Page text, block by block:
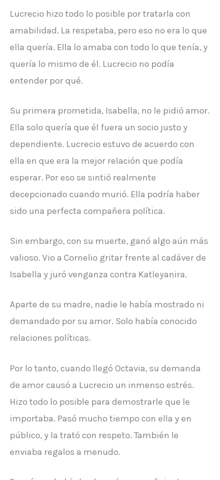
Lucrecio hizo todo lo posible por tratarla con
amabilidad. La respetaba, pero eso no era lo que
ella quería. Ella lo amaba con todo lo que tenía, y
quería lo mismo de él. Lucrecio no podía
entender por qué.
Su primera prometida, Isabella, no le pidió amor.
Ella solo quería que él fuera un socio justo y
dependiente. Lucrecio estuvo de acuerdo con
ella en que era la mejor relación que podía
esperar. Por eso se sintió realmente
decepcionado cuando murió. Ella podría haber
sido una perfecta compañera política.
Sin embargo, con su muerte, ganó algo aún más
valioso. Vio a Cornelio gritar frente al cadáver de
Isabella y juró venganza contra Katleyanira.
Aparte de su madre, nadie le había mostrado ni
demandado por su amor. Solo había conocido
relaciones políticas.
Por lo tanto, cuando llegó Octavia, su demanda
de amor causó a Lucrecio un inmenso estrés.
Hizo todo lo posible para demostrarle que le
importaba. Pasó mucho tiempo con ella y en
público, y la trató con respeto. También le
enviaba regalos a menudo.